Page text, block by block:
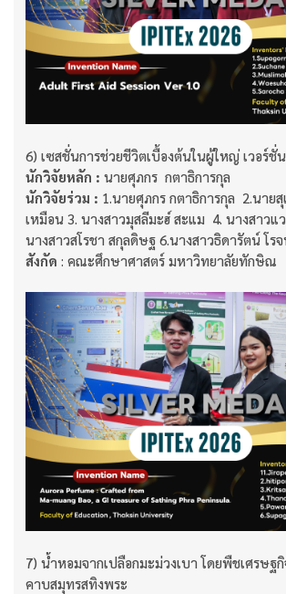
6) เซสชั่นการช่วยชีวิตเบื้องต้นในผู้ใหญ่ เวอร์ชั่
นักวิจัยหลัก : นายศุภกร กตาธิการกุล
นักวิจัยร่วม : 1.นายศุภกร กตาธิการกุล 2.นาย
เหมือน 3. นางสาวมุสลีมะฮ์ สะแม 4. นางสาวแ
นางสาวสโรชา สกุลดิษฐ 6.นางสาวธิดารัตน์ โร
สังกัด : คณะศึกษาศาสตร์ มหาวิทยาลัยทักษิณ
7) น้ำหอมจากเปลือกมะม่วงเบา โดยพืชเศรษฐ
คาบสมุทรสทิงพระ